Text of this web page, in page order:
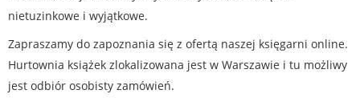
nietuzinkowe i wyjątkowe.
Zapraszamy do zapoznania się z ofertą naszej księgarni online.
Hurtownia książek zlokalizowana jest w Warszawie i tu możliwy
jest odbiór osobisty zamówień.